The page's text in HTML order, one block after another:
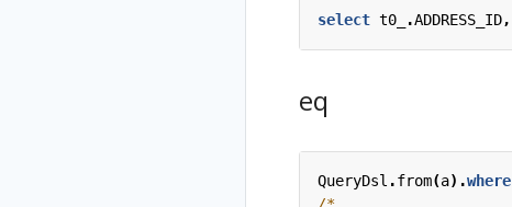
select t0_ .ADDRESS_ID,
eq
QueryDsl .from(a).where